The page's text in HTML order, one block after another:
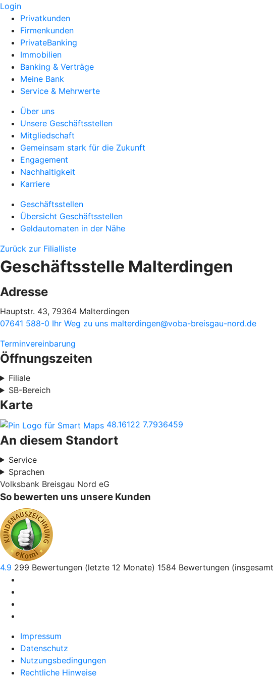
Login
Privatkunden
Firmenkunden
PrivateBanking
Immobilien
Banking & Verträge
Meine Bank
Service & Mehrwerte
Über uns
Unsere Geschäftsstellen
Mitgliedschaft
Gemeinsam stark für die Zukunft
Engagement
Nachhaltigkeit
Karriere
Geschäftsstellen
Übersicht Geschäftsstellen
Geldautomaten in der Nähe
Zurück zur Filialliste
Geschäftsstelle Malterdingen
Adresse
Hauptstr. 43, 79364 Malterdingen
07641 588-0 Ihr Weg zu uns malterdingen@voba-breisgau-nord.de
Terminvereinbarung
Öffnungszeiten
Filiale
SB-Bereich
Karte
48.16122 7.7936459
An diesem Standort
Service
Sprachen
Volksbank Breisgau Nord eG
So bewerten uns unsere Kunden
4.9 299 Bewertungen (letzte 12 Monate) 1584 Bewertungen
Impressum
Datenschutz
Nutzungsbedingungen
Rechtliche Hinweise